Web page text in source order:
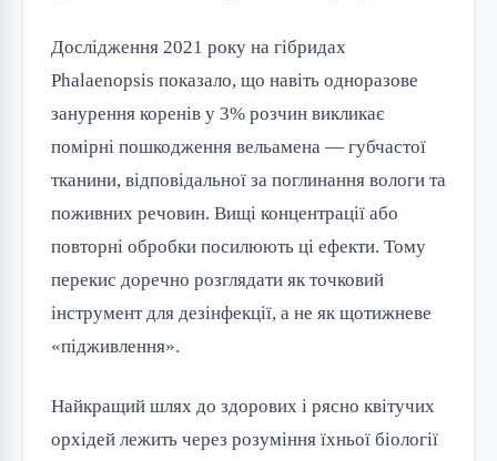
Дослідження 2021 року на гібридах
Phalaenopsis показало, що навіть одноразове
занурення коренів у 3% розчин викликає
помірні пошкодження вельамена — губчастої
тканини, відповідальної за поглинання вологи та
поживних речовин. Вищі концентрації або
повторні обробки посилюють ці ефекти. Тому
перекис доречно розглядати як точковий
інструмент для дезінфекції, а не як щотижневе
«підживлення».
Найкращий шлях до здорових і рясно квітучих
орхідей лежить через розуміння їхньої біології